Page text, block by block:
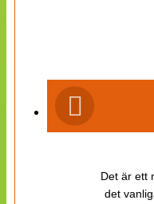
Det är ett
det